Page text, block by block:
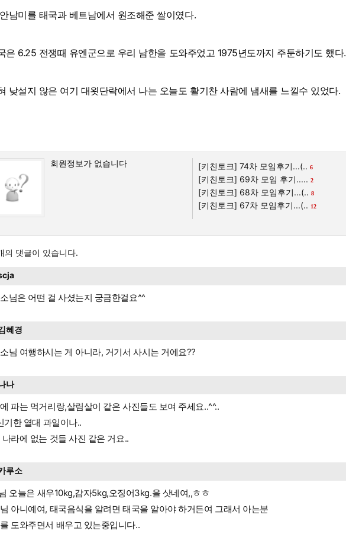
남미를 태국과 베트남에서 원조해준 쌀이였다.
은 6.25 전쟁때 유엔군으로 우리 남한을 도와주었고 1975년도까지 주둔하기도 했다.
낮설지 않은 여기 대욋단락에서 나는 오늘도 활기찬 사람에 냄새를 느낄수 있었다.
회원정보가 없습니다 [키친토크] 74차 모임후기...(.. 6
[키친토크] 69차 모임 후기..... 2
[키친토크] 68차 모임후기...(.. 8
[키친토크] 67차 모임후기...(.. 12
의 댓글이 있습니다.
님은 어떤 걸 사셨는지 궁금한걸요^^
혜경
님 여행하시는 게 아니라, 거기서 사시는 거에요??
나
파는 먹거리랑,살림살이 같은 사진들도 보여 주세요..^^..
기한 열대 과일이나..
나라에 없는 것들 사진 같은 거요..
루소
오늘은 새우10kg,감자5kg,오징어3kg.을 삿네여,,ㅎㅎ
아니예여, 태국음식을 알려면 태국을 알아야 하거든여 그래서 아는분
도와주면서 배우고 있는중입니다..